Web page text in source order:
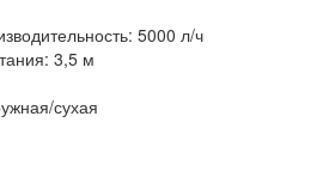
5000 л/ч
3,5 м
сухая